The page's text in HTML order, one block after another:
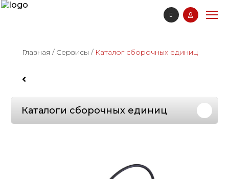
Главная / Сервисы / Каталог сборочных единиц
Каталоги сборочных единиц